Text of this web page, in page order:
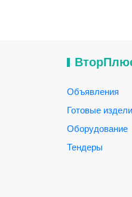
Объявления
Готовые
Оборудование
Тендеры